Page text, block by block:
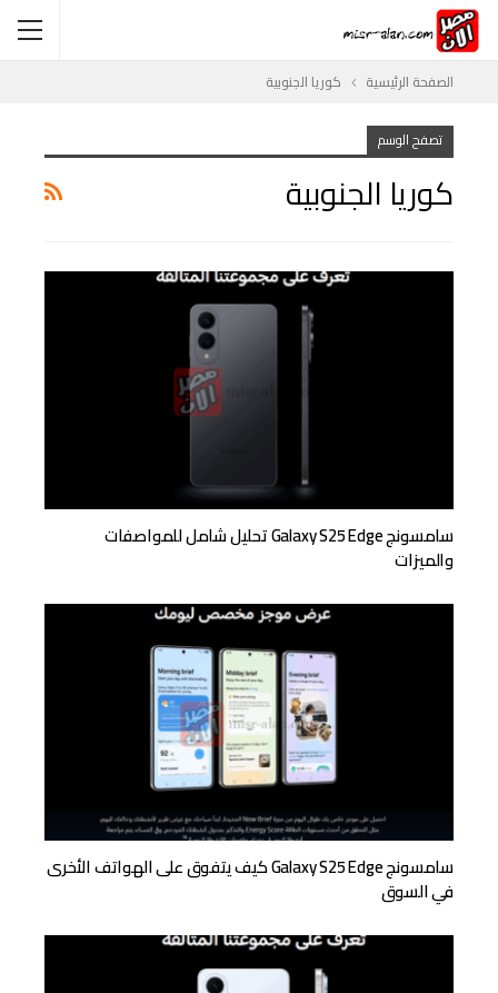
الصفحة الرئيسية كوريا الجنوبية
تصفح الوسم
كوريا الجنوبية
سامسونج Galaxy S25 Edge تحليل شامل للمواصفات
والميزات
سامسونج Galaxy S25 Edge كيف يتفوق على الهواتف الأخرى
في السوق